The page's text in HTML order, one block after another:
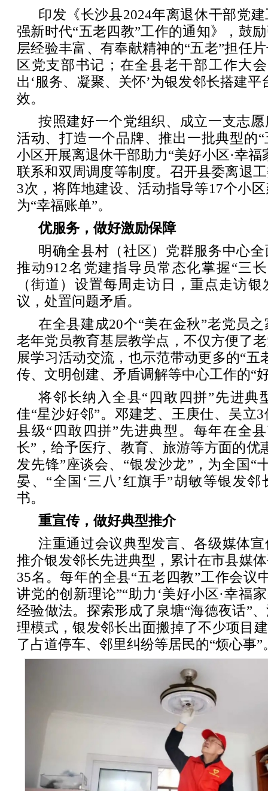
印发《长沙县2024年离退休干部党
强新时代“五老四教”工作的通知》，鼓
层经验丰富、有奉献精神的“五老”担任
区党支部书记；在全县老干部工作大
出‘服务、凝聚、关怀’为银发邻长搭建
效。
按照建好一个党组织、成立一支志
活动、打造一个品牌、推出一批典型的
小区开展离退休干部助力“美好小区·幸
联系和双周调度等制度。召开县委离退
3次，将阵地建设、活动指导等17个小
为“幸福账单”。
优服务，做好激励保障
明确全县村（社区）党群服务中心
推动912名党建指导员常态化掌握“三
（街道）设置每周走访日，重点走访
议，处置问题矛盾。
在全县建成20个“美在金秋”老党员
老年党员教育基层教学点，不仅方便了
展学习活动交流，也示范带动更多的“五
传、文明创建、矛盾调解等中心工作的“
将邻长纳入全县“四敢四拼”先进典
佳“星沙好邻”。邓建芝、王庚仕、吴立
县级“四敢四拼”先进典型。每年在全
长”，给予医疗、教育、旅游等方面的优
发先锋”座谈会、“银发沙龙”，为全国“
晏、“全国‘三八’红旗手”胡敏等银发
书。
重宣传，做好典型推介
注重通过会议典型发言、各级媒体
推介银发邻长先进典型，累计在市县媒
35名。每年的全县“五老四教”工作会议
讲党的创新理论”“助力‘美好小区·幸福
经验做法。探索形成了泉塘“海德夜话”
理模式，银发邻长出面搬掉了不少项目
了占道停车、邻里纠纷等居民的“烦心事”